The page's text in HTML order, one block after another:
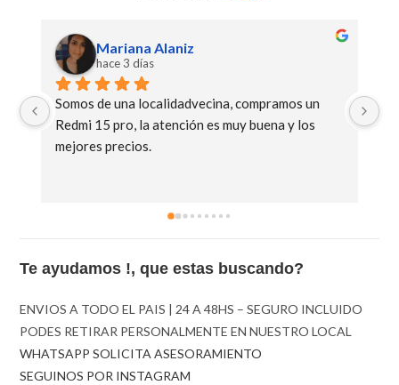
Mariana Alaniz
hace 3 días
Somos de una localidadvecina, compramos un
Redmi 15 pro, la atención es muy buena y los
mejores precios.
Te ayudamos !, que estas buscando?
ENVIOS A TODO EL PAIS | 24 A 48HS – SEGURO INCLUIDO
PODES RETIRAR PERSONALMENTE EN NUESTRO LOCAL
WHATSAPP SOLICITA ASESORAMIENTO
SEGUINOS POR INSTAGRAM